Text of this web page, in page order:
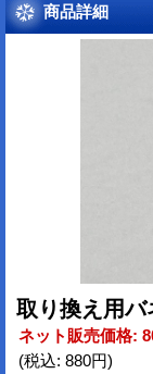
商品詳細
取り換え用バ
ネット販売価格:
(税込: 880円)